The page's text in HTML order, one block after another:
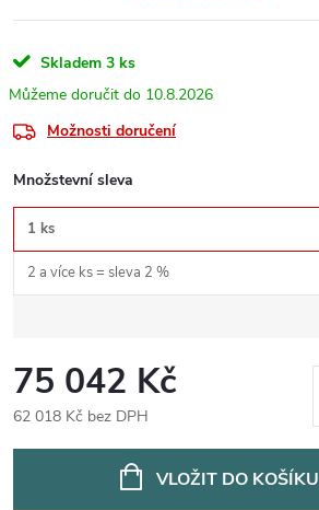
Skladem 3 ks
10.8.2026
Možnosti doručení
Množstevní sleva
1 ks
2 a více ks = sleva 2 %
75 042 Kč
62 018 Kč bez DPH
VLOŽIT DO KOŠÍKU